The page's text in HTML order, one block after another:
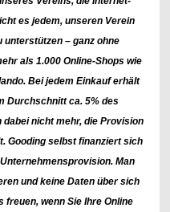
es jedem, unseren Verein
unterstützen – ganz ohne
als 1.000 Online-Shops wie
Bei jedem Einkauf erhält
Durchschnitt ca. 5% des
nicht mehr, die Provision
Gooding selbst finanziert sich
Man
und keine Daten über sich
freuen, wenn Sie Ihre Online